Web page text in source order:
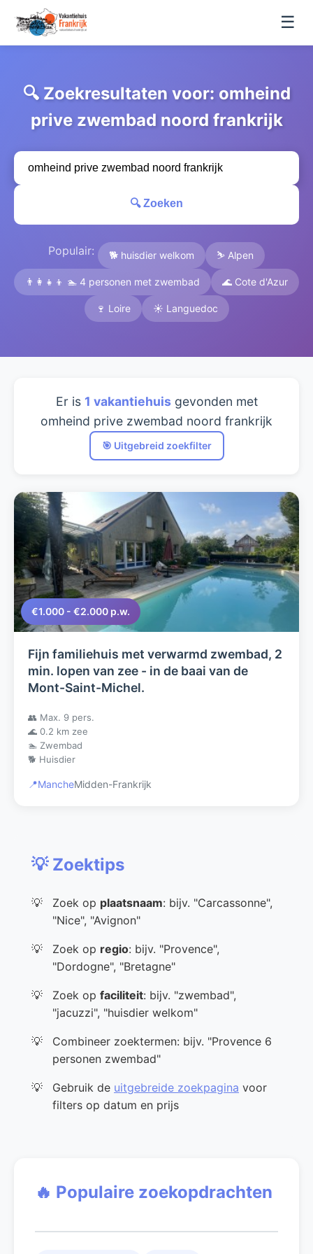
☰
🔍 Zoekresultaten voor: omheind
prive zwembad noord frankrijk
🔍 Zoeken
Populair: 🐕 huisdier welkom ⛷️ Alpen
👨‍👩‍👧‍👦 🏊 4 personen met zwembad 🌊 Cote d'Azur
🍷 Loire ☀️ Languedoc
Er is 1 vakantiehuis gevonden met
omheind prive zwembad noord frankrijk
🎯 Uitgebreid zoekfilter
€1.000 - €2.000 p.w.
Fijn familiehuis met verwarmd zwembad, 2
min. lopen van zee - in de baai van de
Mont-Saint-Michel.
👥 Max. 9 pers.
🌊 0.2 km zee
🏊 Zwembad
🐕 Huisdier
📍MancheMidden-Frankrijk
💡 Zoektips
Zoek op plaatsnaam: bijv. "Carcassonne",
"Nice", "Avignon"
Zoek op regio: bijv. "Provence",
"Dordogne", "Bretagne"
Zoek op faciliteit: bijv. "zwembad",
"jacuzzi", "huisdier welkom"
Combineer zoektermen: bijv. "Provence 6
personen zwembad"
Gebruik de uitgebreide zoekpagina voor
filters op datum en prijs
🔥 Populaire zoekopdrachten